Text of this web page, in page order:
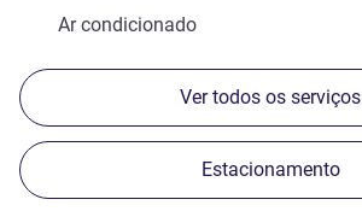
Ar condicionado
Ver todos os serviços
Estacionamento